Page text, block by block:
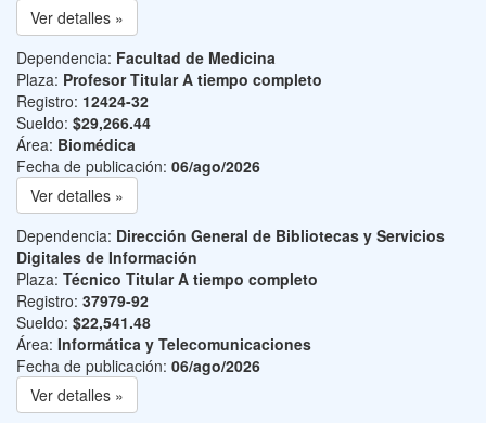
Ver detalles »
Dependencia: Facultad de Medicina
Plaza: Profesor Titular A tiempo completo
Registro: 12424-32
Sueldo: $29,266.44
Área: Biomédica
Fecha de publicación: 06/ago/2026
Ver detalles »
Dependencia: Dirección General de Bibliotecas y Servicios
Digitales de Información
Plaza: Técnico Titular A tiempo completo
Registro: 37979-92
Sueldo: $22,541.48
Área: Informática y Telecomunicaciones
Fecha de publicación: 06/ago/2026
Ver detalles »